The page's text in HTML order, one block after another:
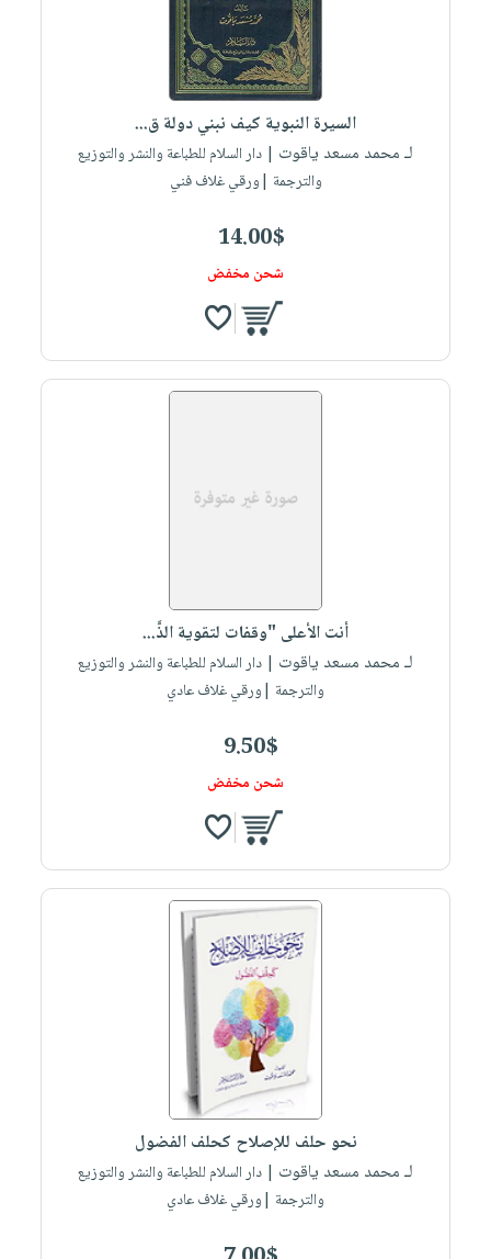
السيرة النبوية كيف نبني دولة ق...
لـ محمد مسعد ياقوت | دار السلام للطباعة والنشر والتوزيع
والترجمة |ورقي غلاف فني
14.00$
شحن مخفض
أنت الأعلى "وقفات لتقوية الذَّ...
لـ محمد مسعد ياقوت | دار السلام للطباعة والنشر والتوزيع
والترجمة |ورقي غلاف عادي
9.50$
شحن مخفض
نحو حلف للإصلاح كحلف الفضول
لـ محمد مسعد ياقوت | دار السلام للطباعة والنشر والتوزيع
والترجمة |ورقي غلاف عادي